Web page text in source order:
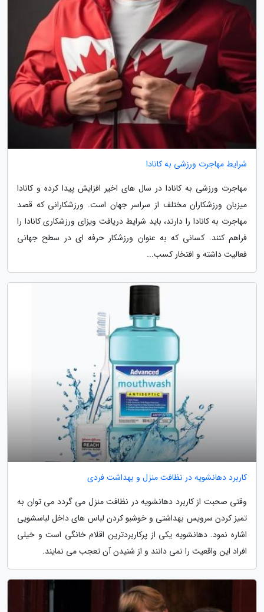
شرایط مهاجرت ورزشی به کانادا
مهاجرت ورزشی به کانادا در سال های اخیر افزایش پیدا کرده و کانادا
میزبان ورزشکاران مختلف از سراسر جهان است. ورزشکارانی که قصد
مهاجرت به کانادا را دارند، باید شرایط دریافت ویزای ورزشکاری کانادا را
فراهم کنند. کسانی که به عنوان ورزشکار حرفه ای در سطح جهانی
فعالیت داشته و افتخار کسب...
کاربرد دهانشویه در نظافت منزل و بهداشت فردی
وقتی صحبت از کاربرد دهانشویه در نظافت منزل می گردد می توان به
تمیز کردن سرویس بهداشتی و خوشبو کردن لباس های داخل لباسشویی
اشاره نمود. دهانشویه یکی از پرکاربردترین اقلام خانگی است و خیلی
افراد این واقعیت را نمی دانند و از شنیدن آن تعجب می نمایند.